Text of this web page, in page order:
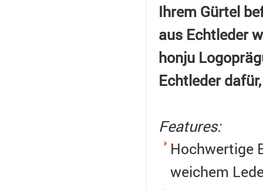
Ihrem Gürtel
aus Echtleder
honju
Echtleder
Features:
Hochwertige
weichem